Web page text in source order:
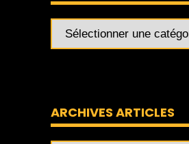
ARCHIVES ARTICLES